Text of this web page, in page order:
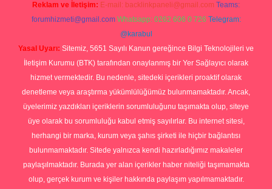
Reklam ve İletişim: E-mail: backlinkpaneli@gmail.com Teams:
forumhizmeti@gmail.com Whatsapp: 0262 606 0 726 Telegram:
@karabul
Yasal Uyarı: Sitemiz, 5651 Sayılı Kanun gereğince Bilgi Teknolojileri ve
İletişim Kurumu (BTK) tarafından onaylanmış bir Yer Sağlayıcı olarak
hizmet vermektedir. Bu nedenle, sitedeki içerikleri proaktif olarak
denetleme veya araştırma yükümlülüğümüz bulunmamaktadır. Ancak,
üyelerimiz yazdıkları içeriklerin sorumluluğunu taşımakta olup, siteye
üye olarak bu sorumluluğu kabul etmiş sayılırlar. Bu internet sitesi,
herhangi bir marka, kurum veya şahıs şirketi ile hiçbir bağlantısı
bulunmamaktadır. Sitede yalnızca kendi hazırladığımız makaleler
paylaşılmaktadır. Burada yer alan içerikler haber niteliği taşımamakta
olup, gerçek kurum ve kişiler hakkında paylaşım yapılmamaktadır.